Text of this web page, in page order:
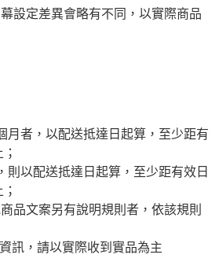
設定差異會略有不同，以實際商品
月者，以配送抵達日起算，至少距有
則以配送抵達日起算，至少距有效日
品文案另有說明規則者，依該規則
訊，請以實際收到實品為主